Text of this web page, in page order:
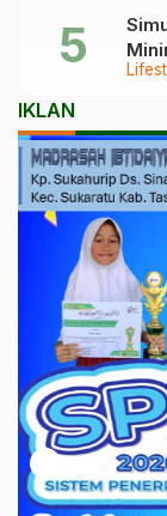
IKLAN